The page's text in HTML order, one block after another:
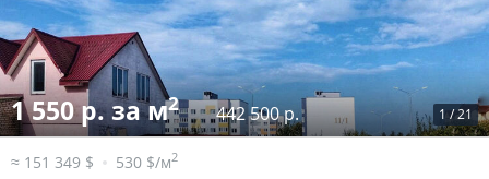
1 /21
1 550 р. за м2 442 500 р.
≈ 151 349 $ 530 $/м2